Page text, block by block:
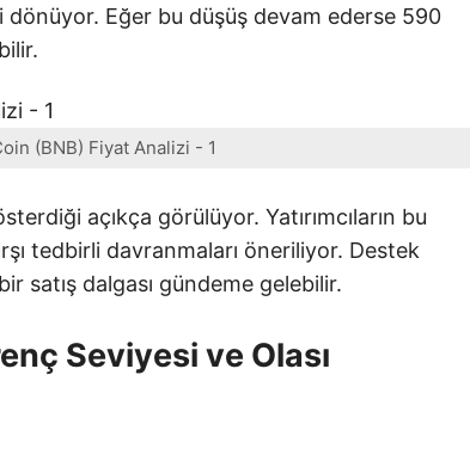
dönüyor. Eğer bu düşüş devam ederse 590
(BNB) Fiyat Analizi - 1
açıkça görülüyor. Yatırımcıların bu
tedbirli davranmaları öneriliyor. Destek
satış dalgası gündeme gelebilir.
Seviyesi ve Olası